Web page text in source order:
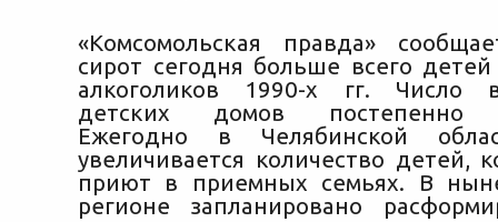
«Комсомольская правда»
сирот сегодня больше всего
алкоголиков 1990-х гг. Число
детских домов постепенно
Ежегодно в Челябинской
увеличивается количество детей,
приют в приемных семьях. В
регионе запланировано